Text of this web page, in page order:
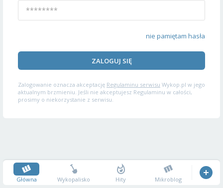
nie pamiętam hasła
ZALOGUJ SIĘ
Zalogowanie oznacza akceptację Regulaminu serwisu Wykop.pl w jego
aktualnym brzmieniu. Jeśli nie akceptujesz Regulaminu w całości,
prosimy o niekorzystanie z serwisu.
Główna Wykopalisko Hity Mikroblog